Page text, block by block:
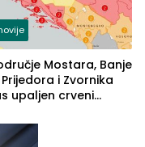
Mostara, Banje
Prijedora i Zvornika
upaljen crveni